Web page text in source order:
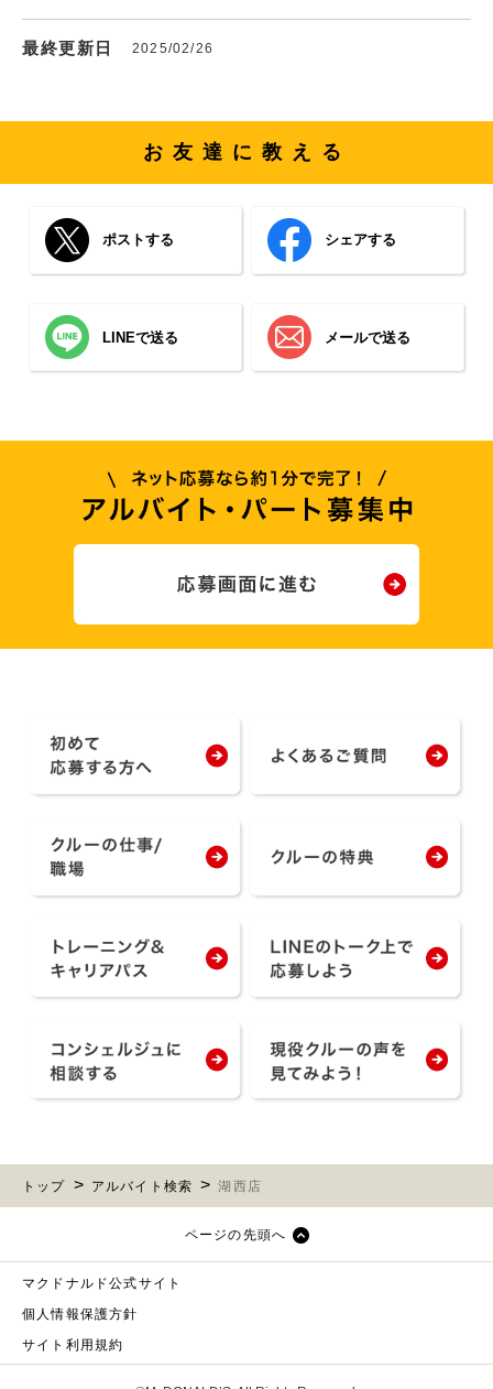
最終更新日 2025/02/26
お友達に教える
ポストする シェアする
LINEで送る メールで送る
トップ アルバイト検索 湖西店
ページの先頭へ
マクドナルド公式サイト
個人情報保護方針
サイト利用規約